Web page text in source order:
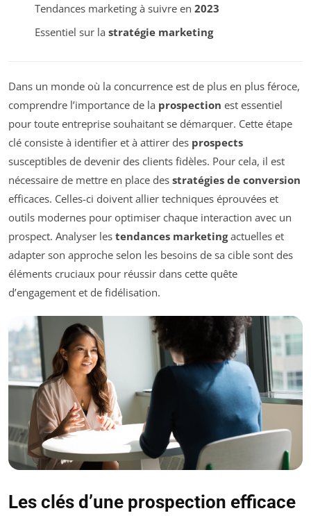
Tendances marketing à suivre en 2023
Essentiel sur la stratégie marketing
Dans un monde où la concurrence est de plus en plus féroce,
comprendre l’importance de la prospection est essentiel
pour toute entreprise souhaitant se démarquer. Cette étape
clé consiste à identifier et à attirer des prospects
susceptibles de devenir des clients fidèles. Pour cela, il est
nécessaire de mettre en place des stratégies de conversion
efficaces. Celles-ci doivent allier techniques éprouvées et
outils modernes pour optimiser chaque interaction avec un
prospect. Analyser les tendances marketingactuelles et
adapter son approche selon les besoins de sa cible sont des
éléments cruciaux pour réussir dans cette quête
d’engagement et de fidélisation.
Les clés d’une prospection efficace